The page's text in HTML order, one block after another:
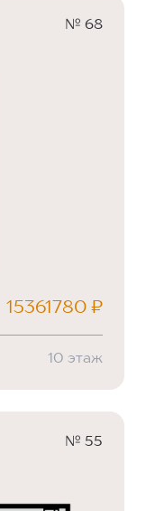
№ 68
15361780 ₽
10 этаж
№ 55